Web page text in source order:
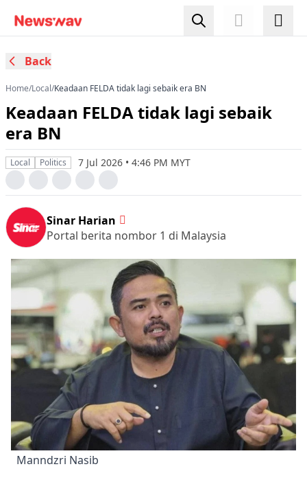
Back
Home/Local/Keadaan FELDA tidak lagi sebaik era BN
Keadaan FELDA tidak lagi sebaik
era BN
Local Politics 7 Jul 2026 • 4:46 PM MYT
Sinar Harian
Portal berita nombor 1 di Malaysia
Manndzri Nasib